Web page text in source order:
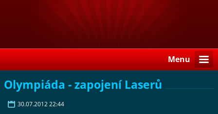
Menu
Olympiáda - zapojení Laserů
30.07.2012 22:44